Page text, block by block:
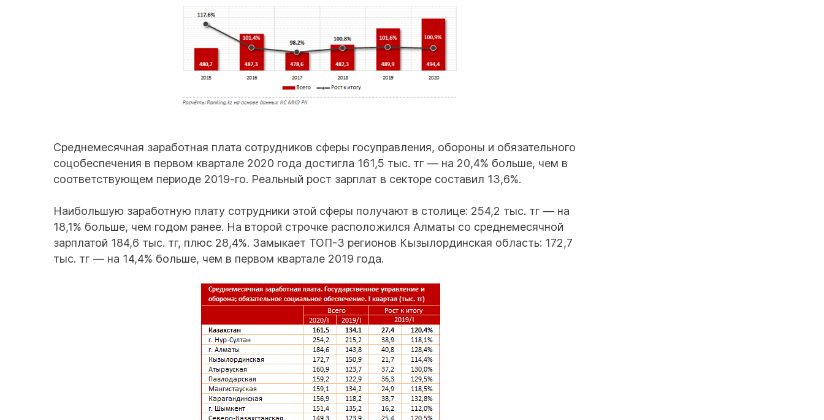
Среднемесячная заработная плата сотрудников сферы госуправления, обороны и обязательного
соцобеспечения в первом квартале 2020 года достигла 161,5 тыс. тг — на 20,4% больше, чем в
соответствующем периоде 2019-го. Реальный рост зарплат в секторе составил 13,6%.
Наибольшую заработную плату сотрудники этой сферы получают в столице: 254,2 тыс. тг — на
18,1% больше, чем годом ранее. На второй строчке расположился Алматы со среднемесячной
зарплатой 184,6 тыс. тг, плюс 28,4%. Замыкает ТОП-3 регионов Кызылординская область: 172,7
тыс. тг — на 14,4% больше, чем в первом квартале 2019 года.